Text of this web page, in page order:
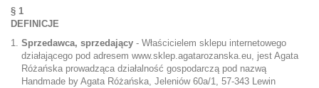
§ 1
DEFINICJE
Sprzedawca, sprzedający - Właścicielem sklepu internetowego
działającego pod adresem www.sklep.agatarozanska.eu, jest Agata
Różańska prowadząca działalność gospodarczą pod nazwą
Handmade by Agata Różańska, Jeleniów 60a/1, 57-343 Lewin